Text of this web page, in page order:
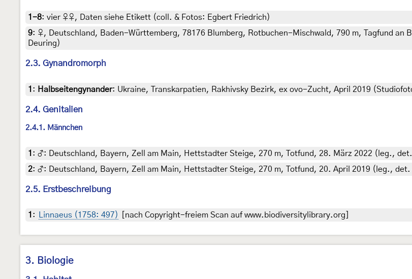
1-8: vier ♀♀, Daten siehe Etikett (coll. & Fotos: Egbert Friedrich)
9: ♀, Deutschland, Baden-Württemberg, 78176 Blumberg, Rotbuchen-Mischwald, 790 m, Tagfund an
Deuring)
2.3. Gynandromorph
1 : Halbseitengynander: Ukraine, Transkarpatien, Rakhivsky Bezirk, ex ovo-Zucht, April 2019
2.4. Genitalien
2.4.1. Männchen
1 : ♂: Deutschland, Bayern, Zell am Main, Hettstadter Steige, 270 m, Totfund, 28. März 2022 (leg.,
2: ♂: Deutschland, Bayern, Zell am Main, Hettstadter Steige, 270 m, Totfund, 20. April 2019 (leg.,
2.5. Erstbeschreibung
1 : Linnaeus (1758: 497) [nach Copyright-freiem Scan auf www.biodiversitylibrary.org]
3. Biologie